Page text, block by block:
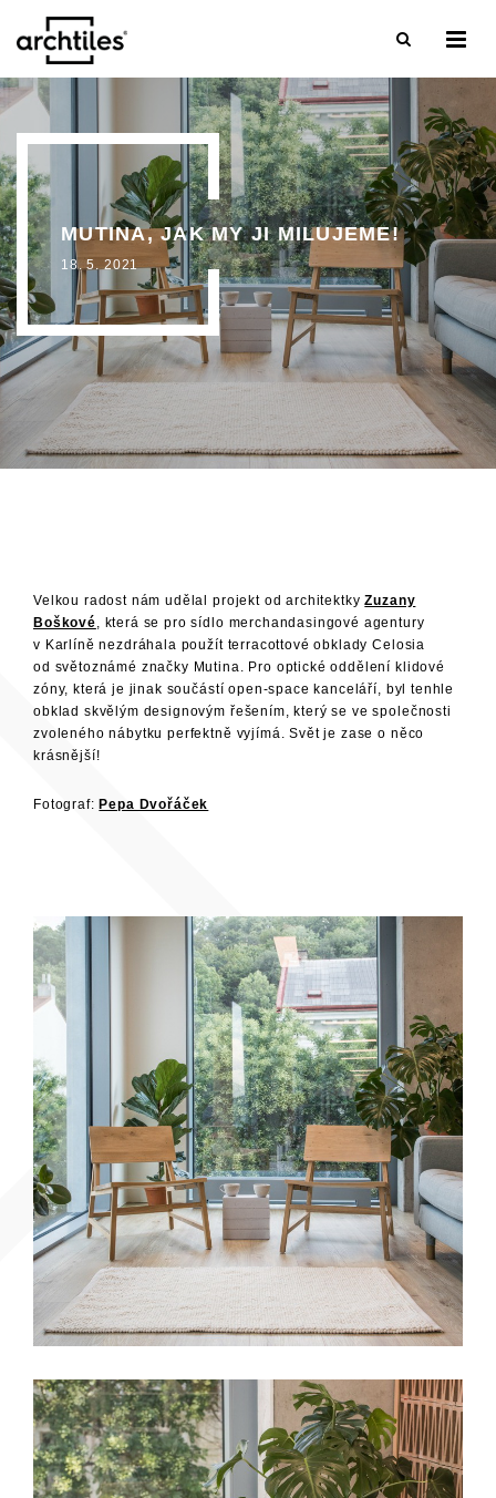
MUTINA, JAK MY JI MILUJEME!
18. 5. 2021
Velkou radost nám udělal projekt od architektkyZuzany
Boškové, která se pro sídlo merchandasingové agentury
v Karlíně nezdráhala použít terracottové obklady Celosia
od světoznámé značky Mutina. Pro optické oddělení klidové
zóny, která je jinak součástí open-space kanceláří, byl tenhle
obklad skvělým designovým řešením, který se ve společnosti
zvoleného nábytku perfektně vyjímá. Svět je zase o něco
krásnější!
Fotograf: Pepa Dvořáček